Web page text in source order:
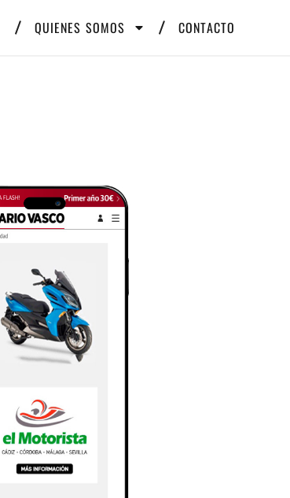
QUIENES SOMOS CONTACTO